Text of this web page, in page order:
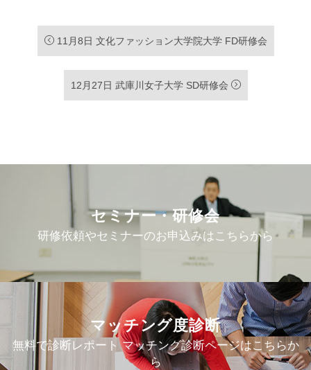
11月8日 文化ファッション大学院大学 FD研修会
12月27日 武庫川女子大学 SD研修会
セミナー・研修会
研修依頼やセミナーのお申込みはこちらから
マッチング度診断
無料で診断レポート マッチング診断ページはこちらか
ら